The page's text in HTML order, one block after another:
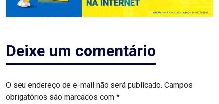
VOCÊ
LEGISLATIVA
RN
Deixe um comentário
O seu endereço de e-mail não será publicado. Campos
obrigatórios são marcados com *